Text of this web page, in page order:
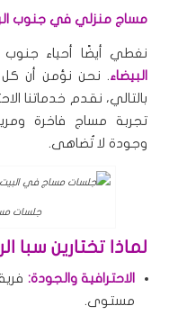
مساج منزلي في جنوب
نغطي أيضًا أحياء جنوب
البيضاء. نحن نؤمن أن كل
بالتالي، نقدم خدماتنا
تجربة مساج فاخرة
وجودة لا تُضاهى.
جلسات
لماذا تختارين سبا
الاحترافية والجودة:
مستوى.